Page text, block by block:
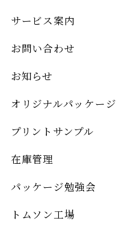
サービス案内
お問い合わせ
お知らせ
オリジナルパッケージ
プリントサンプル
在庫管理
パッケージ勉強会
トムソン工場